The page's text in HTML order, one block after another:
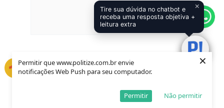
Permitir que www.politize.com.br envie
notificações Web Push para seu computador.
Não permitir
Permitir
×
Salvar meus dados neste navegador para a
Tire sua dúvida no chatbot e
receba uma resposta objetiva +
leitura extra
×